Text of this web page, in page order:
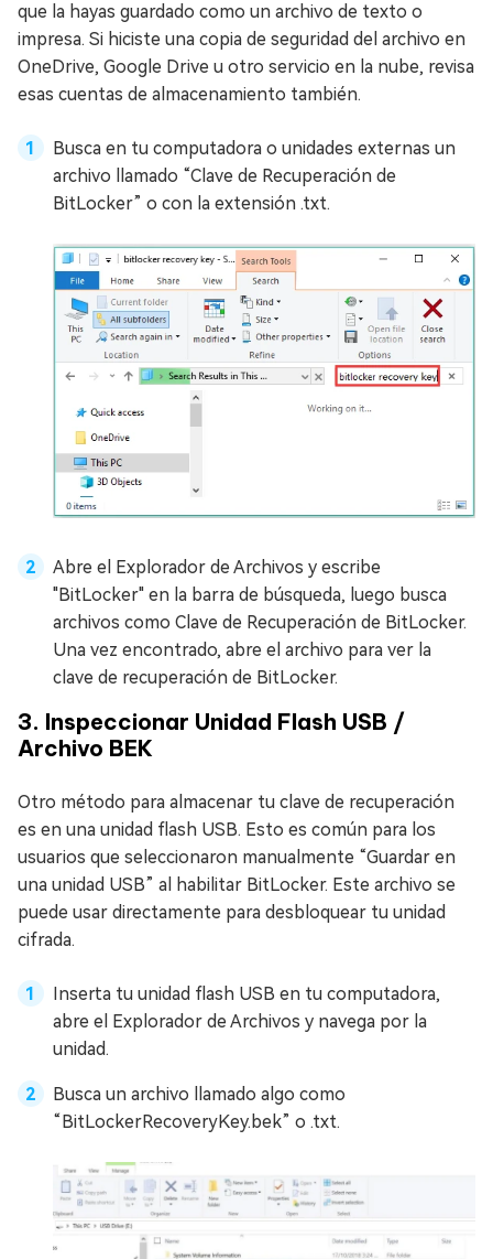
que la hayas guardado como un archivo de texto o
impresa. Si hiciste una copia de seguridad del archivo en
OneDrive, Google Drive u otro servicio en la nube, revisa
esas cuentas de almacenamiento también.
Busca en tu computadora o unidades externas un
archivo llamado “Clave de Recuperación de
BitLocker” o con la extensión .txt.
Abre el Explorador de Archivos y escribe
"BitLocker" en la barra de búsqueda, luego busca
archivos como Clave de Recuperación de BitLocker.
Una vez encontrado, abre el archivo para ver la
clave de recuperación de BitLocker.
3. Inspeccionar Unidad Flash USB /
Archivo BEK
Otro método para almacenar tu clave de recuperación
es en una unidad flash USB. Esto es común para los
usuarios que seleccionaron manualmente “Guardar en
una unidad USB” al habilitar BitLocker. Este archivo se
puede usar directamente para desbloquear tu unidad
cifrada.
Inserta tu unidad flash USB en tu computadora,
abre el Explorador de Archivos y navega por la
unidad.
Busca un archivo llamado algo como
“BitLockerRecoveryKey.bek” o .txt.